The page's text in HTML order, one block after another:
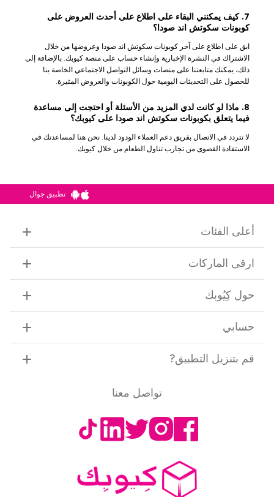
7. كيف يمكنني البقاء على اطلاع على أحدث العروض على
كوبونات سكوتش اند صودا؟
ابق على اطلاع على آخر كوبونات سكوتش اند صودا وعروضها من خلال
الاشتراك في النشرة الإخبارية وإنشاء حساب على منصة كيوبك. بالإضافة إلى
ذلك، يمكنك متابعتنا على منصات وسائل التواصل الاجتماعي الخاصة بنا
للحصول على التحديثات اليومية حول الكوبونات والعروض المثيرة.
8. ماذا لو كانت لدي المزيد من الأسئلة أو احتجت إلى مساعدة
فيما يتعلق بكوبونات سكوتش اند صودا على كيوبك؟
لا تتردد في الاتصال بفريق دعم العملاء الودود لدينا. نحن هنا لمساعدتك في
الاستفادة القصوى من تجارب تناول الطعام من خلال كيوبك.
تطبيق جوال
أعلى الفئات
ارقى الماركات
حول كِيُوبك
حسابي
قم بتنزيل التطبيق?
تواصل معنا